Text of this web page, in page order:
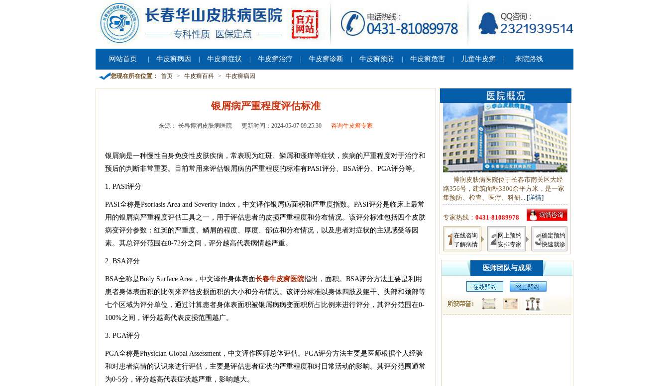
网站首页 牛皮癣病因 牛皮癣症状 牛皮癣治疗 牛皮癣诊断 牛皮癣预防 牛皮癣危害 儿童牛皮癣 来院路线
您现在所在位置： 首页 > 牛皮癣百科 > 牛皮癣病因
银屑病严重程度评估标准
来源： 长春博润皮肤病医院 更新时间：2024-05-07 09:25:30 咨询牛皮癣专家
银屑病是一种慢性自身免疫性皮肤疾病，常表现为红斑、鳞屑和瘙痒等症状，疾病的严重程度对于治疗和
预后的判断非常重要。目前常用来评估银屑病的严重程度的标准有PASI评分、BSA评分、PGA评分等。
1. PASI评分
PASI全称是Psoriasis Area and Severity Index，中文译作银屑病面积和严重度指数。PASI评分是临床上最常
用的银屑病严重程度评估工具之一，用于评估患者的皮损严重程度和分布情况。该评分标准包括四个皮肤
病变评分参数：红斑的严重度、鳞屑的程度、厚度、部位和分布情况，以及患者对症状的主观感受等因
素。其总评分范围在0-72分之间，评分越高代表病情越严重。
2. BSA评分
BSA全称是Body Surface Area，中文译作身体表面长春牛皮癣医院指出，面积。BSA评分方法主要是利用
患者身体表面积的比例来评估皮损面积的大小和分布情况。该评分标准以身体四肢及躯干、头部和颈部等
七个区域为评分单位，通过计算患者身体表面积被银屑病病变面积所占比例来进行评分，其评分范围在0-
100%之间，评分越高代表皮损范围越广。
3. PGA评分
PGA全称是Physician Global Assessment，中文译作医师总体评估。PGA评分方法主要是医师根据个人经验
和对患者病情的认识来进行评估，主要是评估患者症状的严重程度和对日常活动的影响。其评分范围通常
为0-5分，评分越高代表症状越严重，影响越大。
博润皮肤病医院位于长春市南关区大经
路356号，建筑面积3300余平方米，是一家
集预防、检查、医疗、科研... [详情]
专家热线： 0431-81089978
在线咨询
了解病情
网上预约
安排专家
确定预约
快速就诊
医师团队与成果